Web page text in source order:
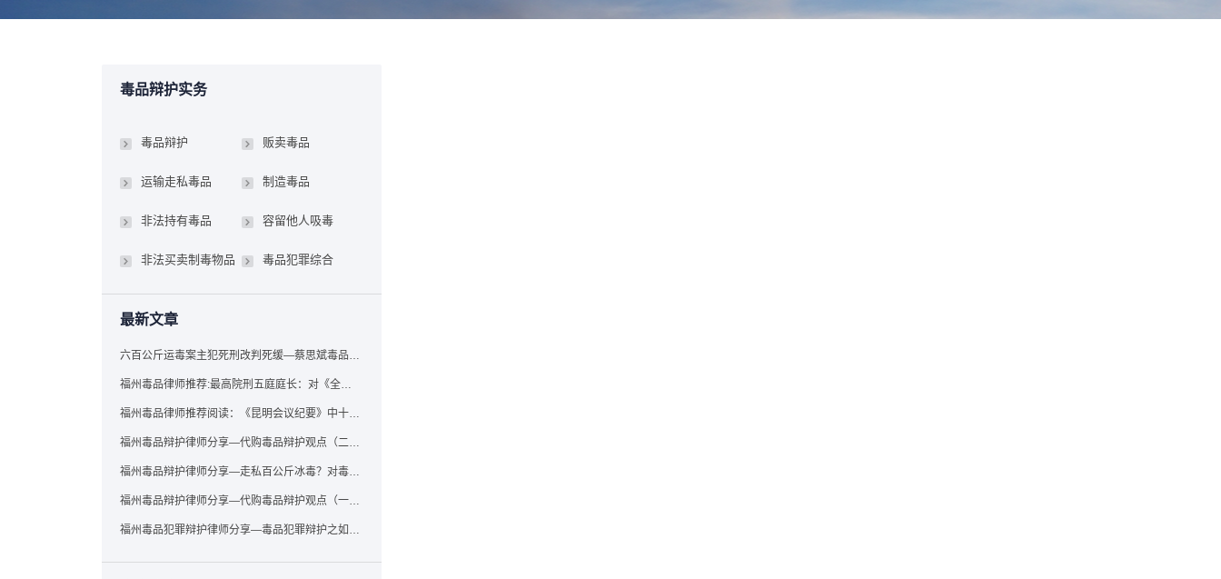
毒品辩护实务
毒品辩护 贩卖毒品
运输走私毒品 制造毒品
非法持有毒品 容留他人吸毒
非法买卖制毒物品 毒品犯罪综合
最新文章
六百公斤运毒案主犯死刑改判死缓—蔡思斌毒品犯罪辩护成功案例
福州毒品律师推荐:最高院刑五庭庭长：对《全国法院毒品案件审判工作会议纪要》的理解与适用
福州毒品律师推荐阅读：《昆明会议纪要》中十个“意想不到”的规定
福州毒品辩护律师分享—代购毒品辩护观点（二）——“牟利”之辩
福州毒品辩护律师分享—走私百公斤冰毒？对毒品缺失型走私毒品罪案件，该如何有效辩护
福州毒品辩护律师分享—代购毒品辩护观点（一）——“真假”之辩
福州毒品犯罪辩护律师分享—毒品犯罪辩护之如何提炼言辞证据